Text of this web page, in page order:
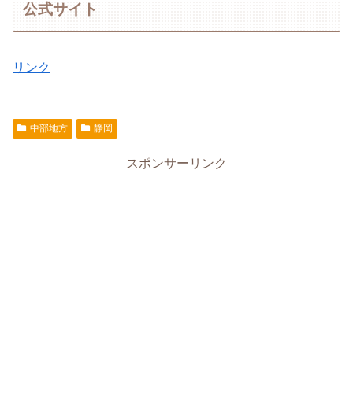
公式サイト
リンク
中部地方 静岡
スポンサーリンク